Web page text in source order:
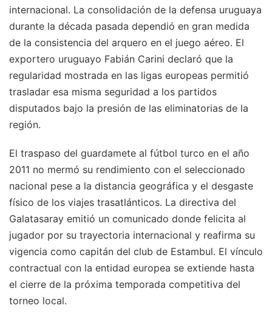
internacional. La consolidación de la defensa uruguaya
durante la década pasada dependió en gran medida
de la consistencia del arquero en el juego aéreo. El
exportero uruguayo Fabián Carini declaró que la
regularidad mostrada en las ligas europeas permitió
trasladar esa misma seguridad a los partidos
disputados bajo la presión de las eliminatorias de la
región.
El traspaso del guardamete al fútbol turco en el año
2011 no mermó su rendimiento con el seleccionado
nacional pese a la distancia geográfica y el desgaste
físico de los viajes trasatlánticos. La directiva del
Galatasaray emitió un comunicado donde felicita al
jugador por su trayectoria internacional y reafirma su
vigencia como capitán del club de Estambul. El vínculo
contractual con la entidad europea se extiende hasta
el cierre de la próxima temporada competitiva del
torneo local.